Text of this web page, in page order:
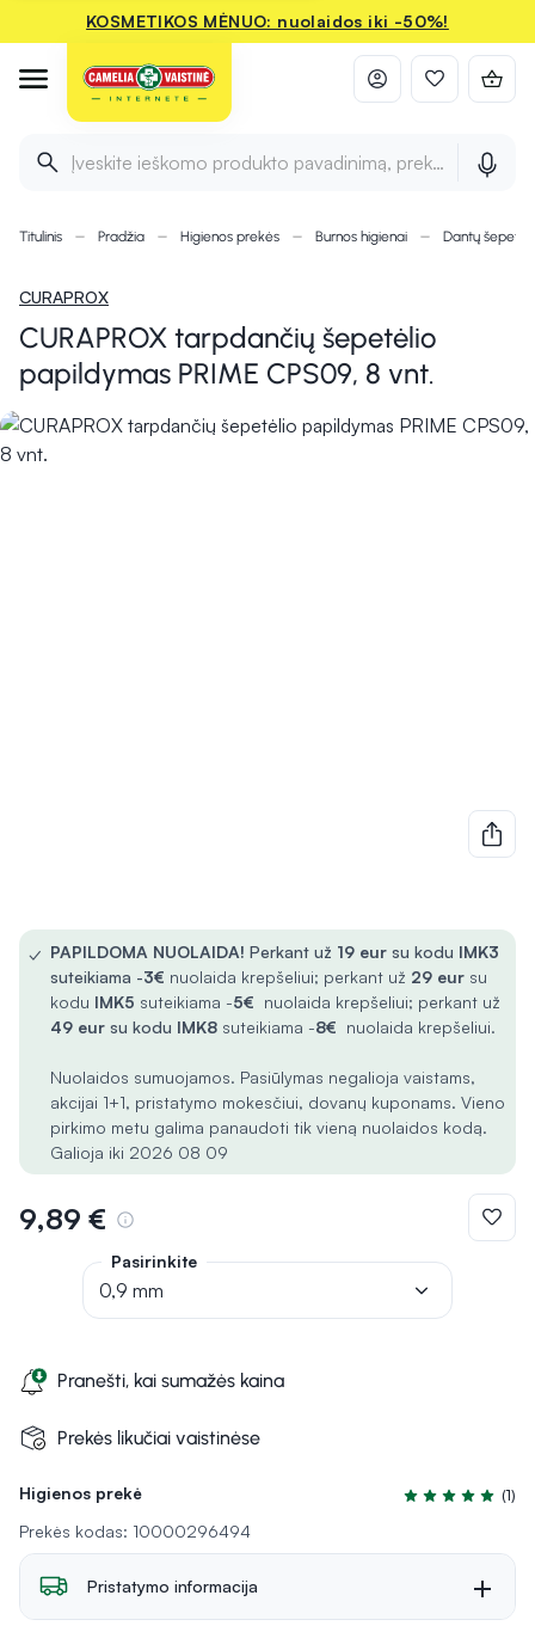
KOSMETIKOS MĖNUO: nuolaidos iki -50%!
Įveskite ieškomo produkto pavadinimą, prekės ženklą ir
Titulinis Pradžia Higienos prekės Burnos higienai Dantų
CURAPROX
CURAPROX tarpdančių šepetėlio
papildymas PRIME CPS09, 8 vnt.
Higienos prekė
Įvertinimas 5.0
(1)
Prekės kodas: 10000296494
✓ PAPILDOMA NUOLAIDA! Perkant už 19 eur su kodu IMK3
suteikiama -3€ nuolaida krepšeliui; perkant už 29 eur su
kodu IMK5 suteikiama -5€ nuolaida krepšeliui; perkant už
49 eur su kodu IMK8 suteikiama -8€ nuolaida krepšeliui.
Nuolaidos sumuojamos. Pasiūlymas negalioja vaistams,
akcijai 1+1, pristatymo mokesčiui, dovanų kuponams. Vieno
pirkimo metu galima panaudoti tik vieną nuolaidos kodą.
Galioja iki 2026 08 09
9,89 €
Pranešti, kai sumažės kaina
Prekės likučiai vaistinėse
Pasirinkite
0,9 mm
Pristatymo informacija